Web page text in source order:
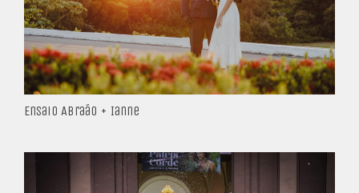
Ensaio Abraão + Ianne